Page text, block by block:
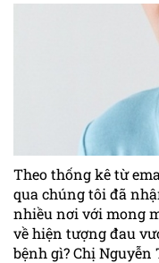
Theo thống kê từ
qua chúng tôi đã
nhiều nơi với mong
về hiện tượng đau
bệnh gì? Chị